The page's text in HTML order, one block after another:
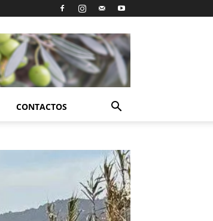
CONTACTOS